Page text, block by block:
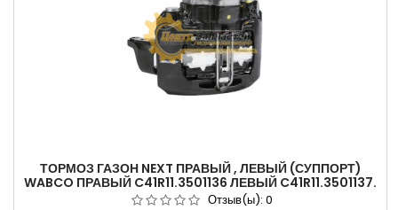
ТОРМОЗ ГАЗОН NEXT ПРАВЫЙ , ЛЕВЫЙ (СУППОРТ)
WABCO ПРАВЫЙ C41R11.3501136 ЛЕВЫЙ C41R11.3501137.
Отзыв(ы): 0